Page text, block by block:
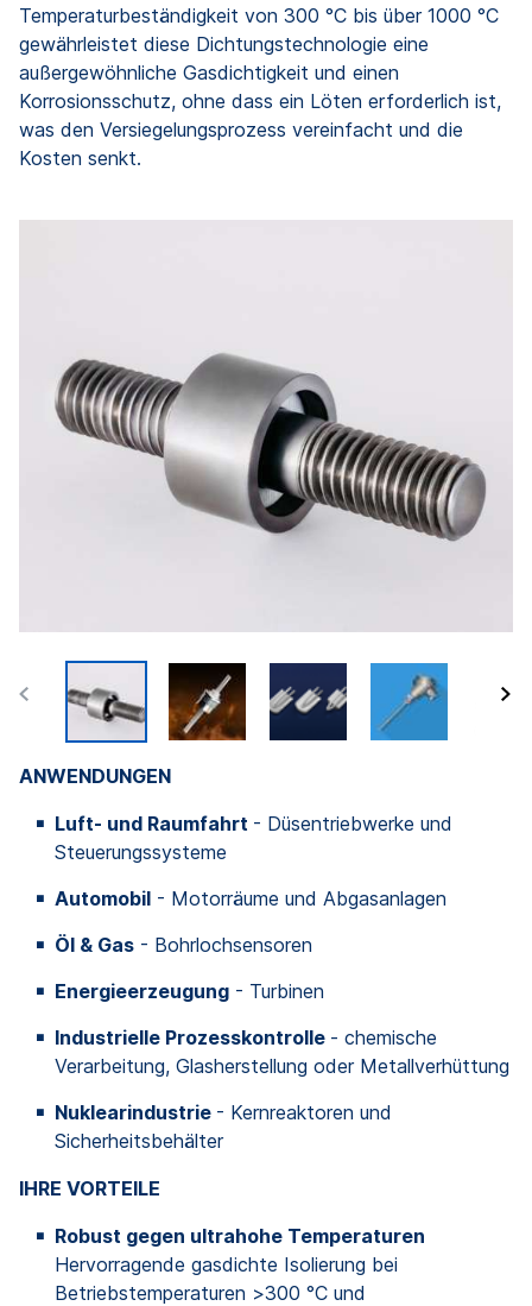
Temperaturbeständigkeit von 300 °C bis über 1000 °C
gewährleistet diese Dichtungstechnologie eine
außergewöhnliche Gasdichtigkeit und einen
Korrosionsschutz, ohne dass ein Löten erforderlich ist,
was den Versiegelungsprozess vereinfacht und die
Kosten senkt.
ANWENDUNGEN
Luft- und Raumfahrt - Düsentriebwerke und
Steuerungssysteme
Automobil - Motorräume und Abgasanlagen
Öl & Gas - Bohrlochsensoren
Energieerzeugung - Turbinen
Industrielle Prozesskontrolle - chemische
Verarbeitung, Glasherstellung oder Metallverhüttung
Nuklearindustrie - Kernreaktoren und
Sicherheitsbehälter
IHRE VORTEILE
Robust gegen ultrahohe Temperaturen
Hervorragende gasdichte Isolierung bei
Betriebstemperaturen >300 °C und